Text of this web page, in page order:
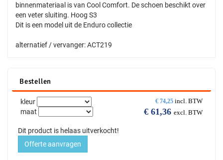
binnenmateriaal is van Cool Comfort. De schoen beschikt over
een veter sluiting. Hoog S3
Dit is een model uit de Enduro collectie
alternatief / vervanger: ACT219
Bestellen
€ 74,25 incl. BTW
€ 61,36 excl. BTW
kleur
maat
Dit product is helaas uitverkocht!
Offerte aanvragen